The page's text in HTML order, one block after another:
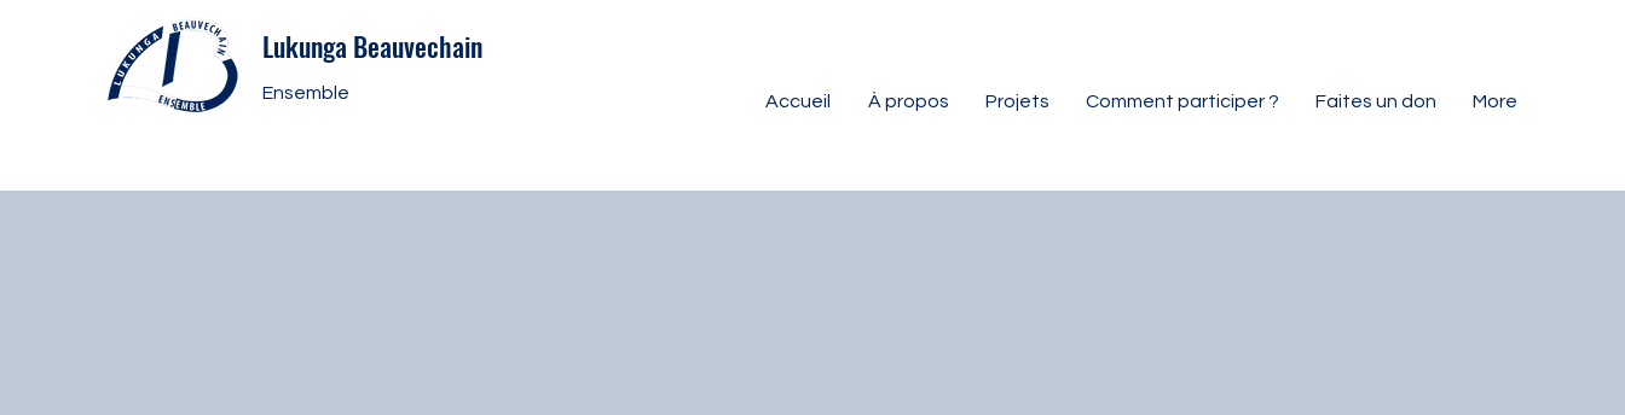
Lukunga Beauvechain
Ensemble Accueil À propos Projets Comment participer ? Faites un don More